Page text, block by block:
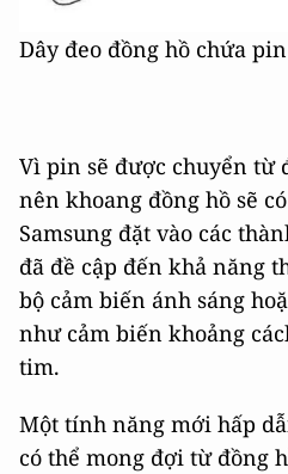
Dây đeo đồng hồ chứa
Vì pin sẽ được chuyển từ
nên khoang đồng hồ sẽ
Samsung đặt vào các
đã đề cập đến khả năng
bộ cảm biến ánh sáng
như cảm biến khoảng
tim.
Một tính năng mới hấp
có thể mong đợi từ đồng